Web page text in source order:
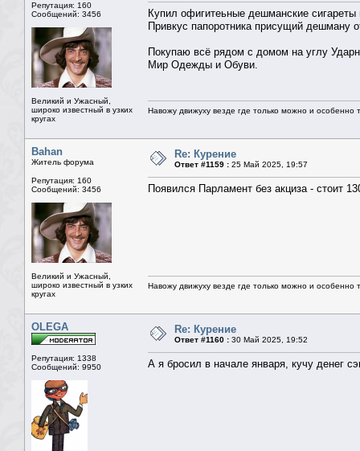
Репутация: 160
Сообщений: 3456
Великий и Ужасный,
широко известный в узких
кругах
Купил офигитеьные дешманские сигареты
Привкус папоротника присущий дешману
Покупаю всё рядом с домом на углу
Мир Одежды и Обуви.
Навожу движуху везде где только можно и особенно
Bahan
Житель форума
Репутация: 160
Сообщений: 3456
Великий и Ужасный,
широко известный в узких
кругах
Re: Курение
Ответ #1159 : 25 Май 2025, 19:57
Появился Парламент без акциза - стоит
Навожу движуху везде где только можно и особенно
OLEGA
Репутация: 1338
Сообщений: 9950
Re: Курение
Ответ #1160 : 30 Май 2025, 19:52
А я бросил в начале января, кучу денег